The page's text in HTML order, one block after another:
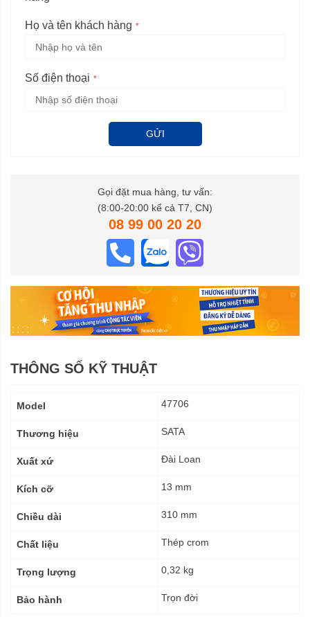
Họ và tên khách hàng
Số điện thoại
GỬI
Gọi đặt mua hàng, tư vấn:
(8:00-20:00 kể cả T7, CN)
08 99 00 20 20
THÔNG SỐ KỸ THUẬT
kỹ
Model 47706
Thương hiệu SATA
Xuất xứ Đài Loan
Kích cỡ 13 mm
Chiều dài 310 mm
Chất liệu Thép crom
Trọng lượng 0,32 kg
Bảo hành Trọn đời